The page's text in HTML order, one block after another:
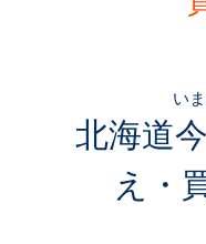
北海道
い
え・